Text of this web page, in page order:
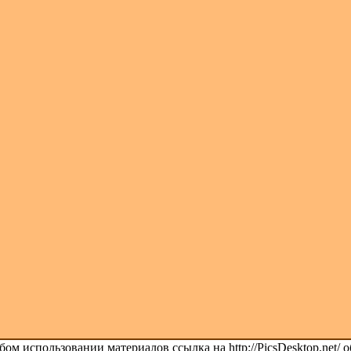
использовании материалов ссылка на http://PicsDesktop.net/